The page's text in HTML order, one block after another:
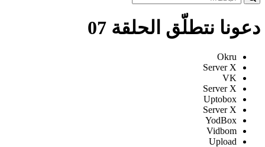
دعونا نتطلّق الحلقة 07
Okru
Server X
VK
Server X
Uptobox
Server X
YodBox
Vidbom
Upload